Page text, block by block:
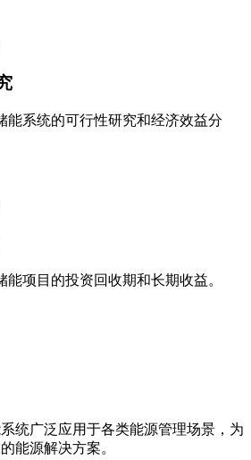
能系统的可行性研究和经济效益分
能项目的投资回收期和长期收益。
统广泛应用于各类能源管理场景，为
能源解决方案。